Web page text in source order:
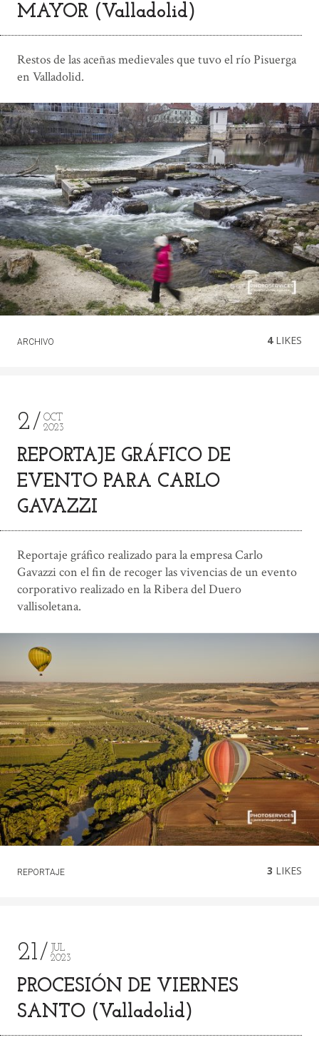
MAYOR (Valladolid)
Restos de las aceñas medievales que tuvo el río Pisuerga
en Valladolid.
ARCHIVO 4LIKES
2
OCT
2023
REPORTAJE GRÁFICO DE
EVENTO PARA CARLO
GAVAZZI
Reportaje gráfico realizado para la empresa Carlo
Gavazzi con el fin de recoger las vivencias de un evento
corporativo realizado en la Ribera del Duero
vallisoletana.
REPORTAJE 3 LIKES
21
JUL
2023
PROCESIÓN DE VIERNES
SANTO (Valladolid)